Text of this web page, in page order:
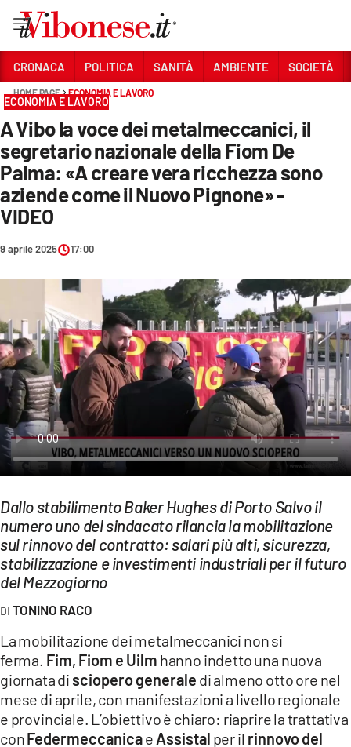
Sezioni
CRONACA
POLITICA
SANITÀ
AMBIENTE
SOCIETÀ
CULTURA
ECONOMIA E LAVORO
EVENTI
SPORT
Streaming
LAC TV
LAC NETWORK
LAC ONAIR
LaC
LACTV.IT
LACONAIR.IT
LACITYMAG.IT
CRONACA POLITICA SANITÀ AMBIENTE SOCIETÀ
HOME PAGE ECONOMIA E LAVORO
ECONOMIA E LAVORO
A Vibo la voce dei metalmeccanici, il
segretario nazionale della Fiom De
Palma: «A creare vera ricchezza sono
aziende come il Nuovo Pignone» -
VIDEO
9 aprile 2025 17:00
Dallo stabilimento Baker Hughes di Porto Salvo il
numero uno del sindacato rilancia la mobilitazione
sul rinnovo del contratto: salari più alti, sicurezza,
stabilizzazione e investimenti industriali per il futuro
del Mezzogiorno
TONINO RACO
La mobilitazione dei metalmeccanici non si
ferma. Fim, Fiom e Uilm hanno indetto una nuova
giornata di sciopero generale di almeno otto ore nel
mese di aprile, con manifestazioni a livello regionale
e provinciale. L’obiettivo è chiaro: riaprire la trattativa
conFedermeccanicae Assistal per il rinnovo del